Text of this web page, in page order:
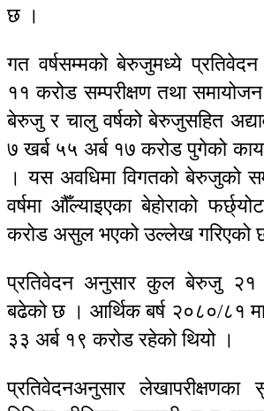
छ ।
गत वर्षसम्मको बेरुजुमध्ये
११ करोड सम्परीक्षण तथा
बेरुजु र चालु वर्षको बेरुजुसहित
७ खर्ब ५५ अर्ब १७ करोड पुगेको
। यस अवधिमा विगतको बेरुजुको
वर्षमा औँल्याइएका बेहोराको
करोड असुल भएको उल्लेख गरिएको
प्रतिवेदन अनुसार कुल बेरुजु २१
बढेको छ । आर्थिक बर्ष २०८०/८१
३३ अर्ब १९ करोड रहेको थियो ।
प्रतिवेदनअनुसार लेखापरीक्षणका